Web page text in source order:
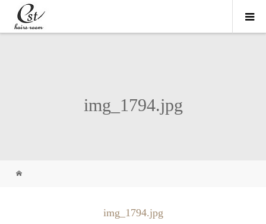
img_1794.jpg
img_1794.jpg